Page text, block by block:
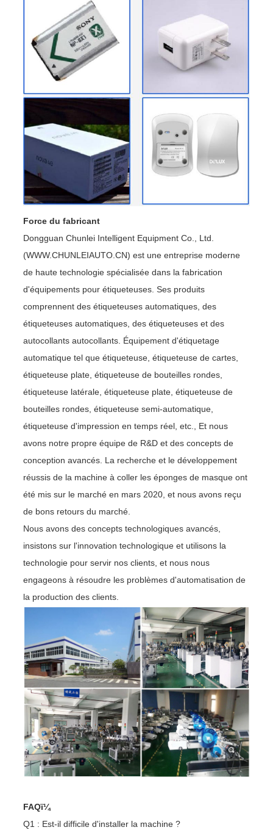
Force du fabricant
Dongguan Chunlei Intelligent Equipment Co., Ltd.
(WWW.CHUNLEIAUTO.CN) est une entreprise moderne
de haute technologie spécialisée dans la fabrication
d'équipements pour étiqueteuses. Ses produits
comprennent des étiqueteuses automatiques, des
étiqueteuses automatiques, des étiqueteuses et des
autocollants autocollants. Équipement d'étiquetage
automatique tel que étiqueteuse, étiqueteuse de cartes,
étiqueteuse plate, étiqueteuse de bouteilles rondes,
étiqueteuse latérale, étiqueteuse plate, étiqueteuse de
bouteilles rondes, étiqueteuse semi-automatique,
étiqueteuse d'impression en temps réel, etc., Et nous
avons notre propre équipe de R&D et des concepts de
conception avancés. La recherche et le développement
réussis de la machine à coller les éponges de masque ont
été mis sur le marché en mars 2020, et nous avons reçu
de bons retours du marché.
Nous avons des concepts technologiques avancés,
insistons sur l'innovation technologique et utilisons la
technologie pour servir nos clients, et nous nous
engageons à résoudre les problèmes d'automatisation de
la production des clients.
FAQï¼
Q1 : Est-il difficile d'installer la machine ?